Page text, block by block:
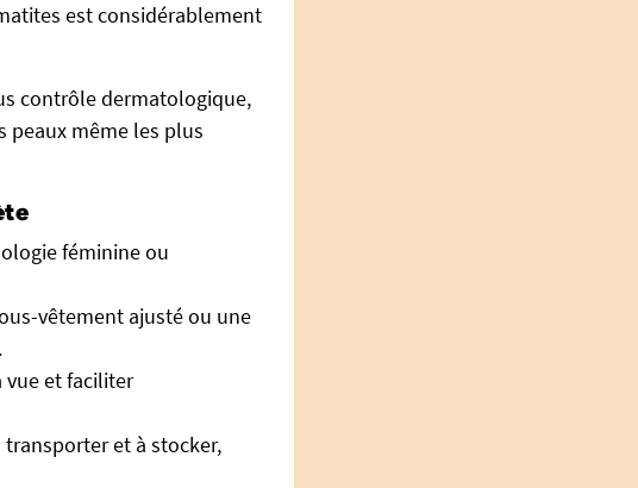
est considérablement
contrôle dermatologique,
peaux même les plus
féminine ou
vêtement ajusté ou une
vue et faciliter
transporter et à stocker,